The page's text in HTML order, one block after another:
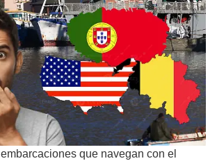
que navegan con el